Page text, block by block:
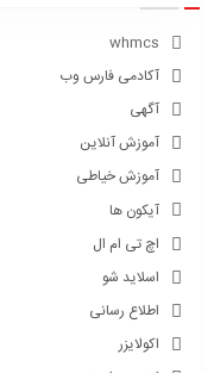
سبد
whmcs
آکادمی فارس وب
آگهی
آموزش آنلاین
آموزش خیاطی
آیکون ها
اچ تی ام ال
اسلاید شو
اطلاع رسانی
اکولایزر